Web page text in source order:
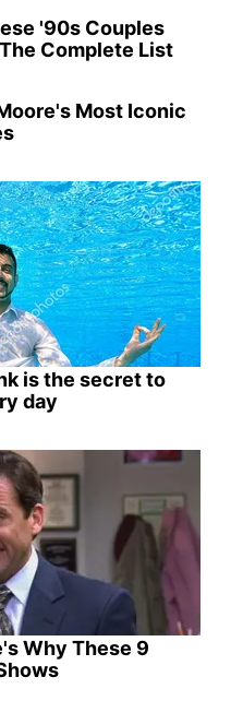
'90s Couples
Complete List
Most Iconic
is the secret to
day
Why These 9